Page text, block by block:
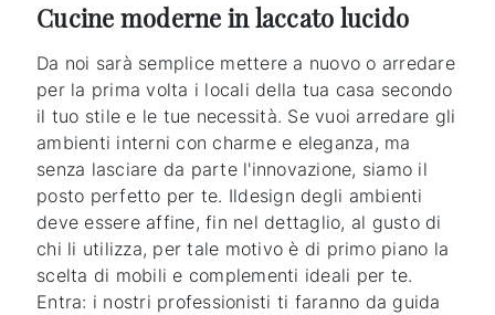
Cucine moderne in laccato lucido
Da noi sarà semplice mettere a nuovo o arredare
per la prima volta i locali della tua casa secondo
il tuo stile e le tue necessità. Se vuoi arredare gli
ambienti interni con charme e eleganza, ma
senza lasciare da parte l'innovazione, siamo il
posto perfetto per te. Ildesign degli ambienti
deve essere affine, fin nel dettaglio, al gusto di
chi li utilizza, per tale motivo è di primo piano la
scelta di mobili e complementi ideali per te.
Entra: i nostri professionisti ti faranno da guida